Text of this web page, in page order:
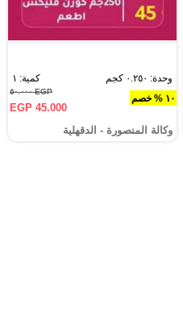
وحدة: ٠.٢٥٠ كجم
كمية: ١
١٠ % خصم
EGP ٥٠.٠٠٠
EGP 45.000
وكالة المنصورة - الدقهلية‎